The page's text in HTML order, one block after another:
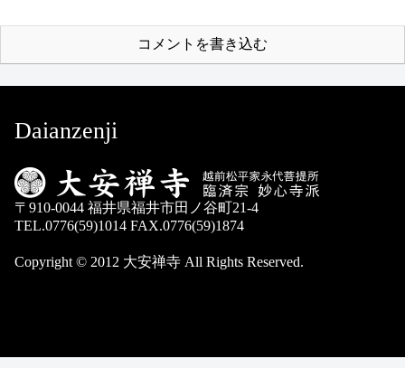
コメントを書き込む
Daianzenji
〒910-0044 福井県福井市田ノ谷町21-4
TEL.0776(59)1014 FAX.0776(59)1874
Copyright © 2012 大安禅寺 All Rights Reserved.